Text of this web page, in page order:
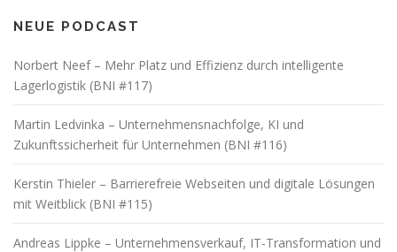
NEUE PODCAST
Norbert Neef – Mehr Platz und Effizienz durch intelligente
Lagerlogistik (BNI #117)
Martin Ledvinka – Unternehmensnachfolge, KI und
Zukunftssicherheit für Unternehmen (BNI #116)
Kerstin Thieler – Barrierefreie Webseiten und digitale Lösungen
mit Weitblick (BNI #115)
Andreas Lippke – Unternehmensverkauf, IT-Transformation und